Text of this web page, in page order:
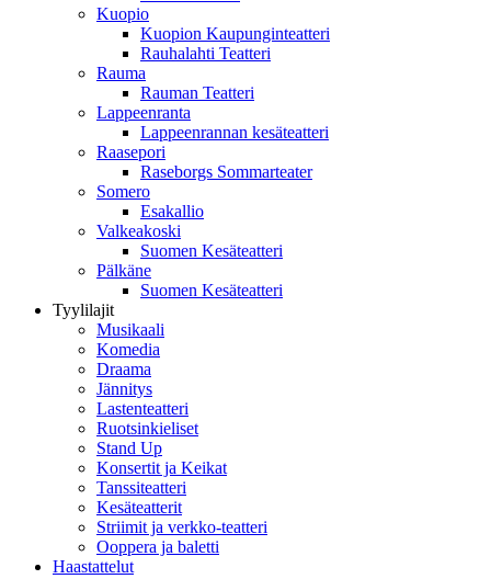
Kuopio
Kuopion Kaupunginteatteri
Rauhalahti Teatteri
Rauma
Rauman Teatteri
Lappeenranta
Lappeenrannan kesäteatteri
Raasepori
Raseborgs Sommarteater
Somero
Esakallio
Valkeakoski
Suomen Kesäteatteri
Pälkäne
Suomen Kesäteatteri
Tyylilajit
Musikaali
Komedia
Draama
Jännitys
Lastenteatteri
Ruotsinkieliset
Stand Up
Konsertit ja Keikat
Tanssiteatteri
Kesäteatterit
Striimit ja verkko-teatteri
Ooppera ja baletti
Haastattelut